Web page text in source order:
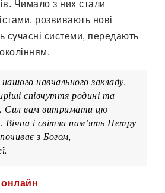
Чимало з них стали
розвивають нові
сучасні системи, передають
навчального закладу,
співчуття родині та
Сил вам витримати цю
і світла пам’ять Петру
з Богом, –